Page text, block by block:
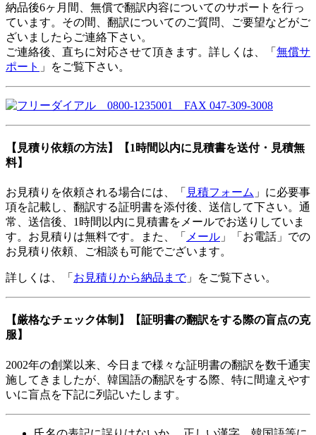
納品後6ヶ月間、無償で翻訳内容についてのサポートを行っ
ています。その間、翻訳についてのご質問、ご要望などがご
ざいましたらご連絡下さい。
ご連絡後、直ちに対応させて頂きます。詳しくは、「 無償サ
ポート 」をご覧下さい。
【見積り依頼の方法】【1時間以内に見積書を送付・見積無
料】
お見積りを依頼される場合には、「 見積フォーム 」に必要事
項を記載し、翻訳する証明書を添付後、送信して下さい。通
常、送信後、1時間以内に見積書をメールでお送りしていま
す。お見積りは無料です。また、「 メール 」「お電話」での
お見積り依頼、ご相談も可能でございます。
詳しくは、「 お見積りから納品まで」をご覧下さい。
【厳格なチェック体制 】【証明書の翻訳をする際の盲点の克
服】
2002年の創業以来、今日まで様々な証明書の翻訳を数千通実
施してきましたが、韓国語の翻訳をする際、特に間違えやす
いに盲点を下記に列記いたします。